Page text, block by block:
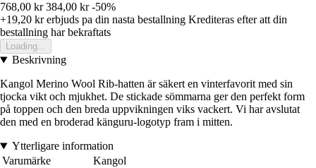
768,00 kr 384,00 kr -50%
+19,20 krerbjuds pa din nasta bestallning Krediteras efter att din
bestallning har bekraftats
Loading...
Beskrivning
Kangol Merino Wool Rib-hatten är säkert en vinterfavorit med sin
tjocka vikt och mjukhet. De stickade sömmarna ger den perfekt form
på toppen och den breda uppvikningen viks vackert. Vi har avslutat
den med en broderad känguru-logotyp fram i mitten.
Ytterligare information
Varumärke
Kangol